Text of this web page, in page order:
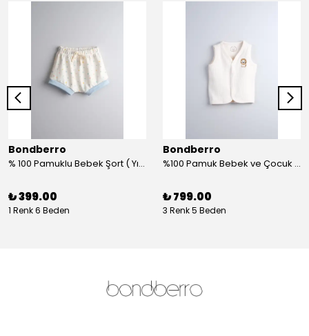
Bondberro
% 100 Pamuklu Bebek Şort ( Yıldız )
₺ 399.00
1 Renk 6 Beden
Bondberro
%100 Pamuk Bebek ve Çocuk Yelek - aslan
₺ 799.00
3 Renk 5 Beden